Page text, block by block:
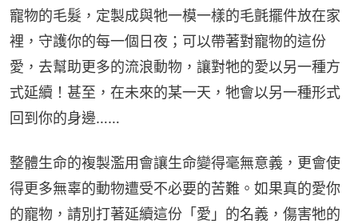
寵物的毛髮，定製成與牠一模一樣的毛氈擺件放在家
裡，守護你的每一個日夜；可以帶著對寵物的這份
愛，去幫助更多的流浪動物，讓對牠的愛以另一種方
式延續！甚至，在未來的某一天，牠會以另一種形式
回到你的身邊……
整體生命的複製濫用會讓生命變得毫無意義，更會使
得更多無辜的動物遭受不必要的苦難。如果真的愛你
的寵物，請別打著延續這份「愛」的名義，傷害牠的